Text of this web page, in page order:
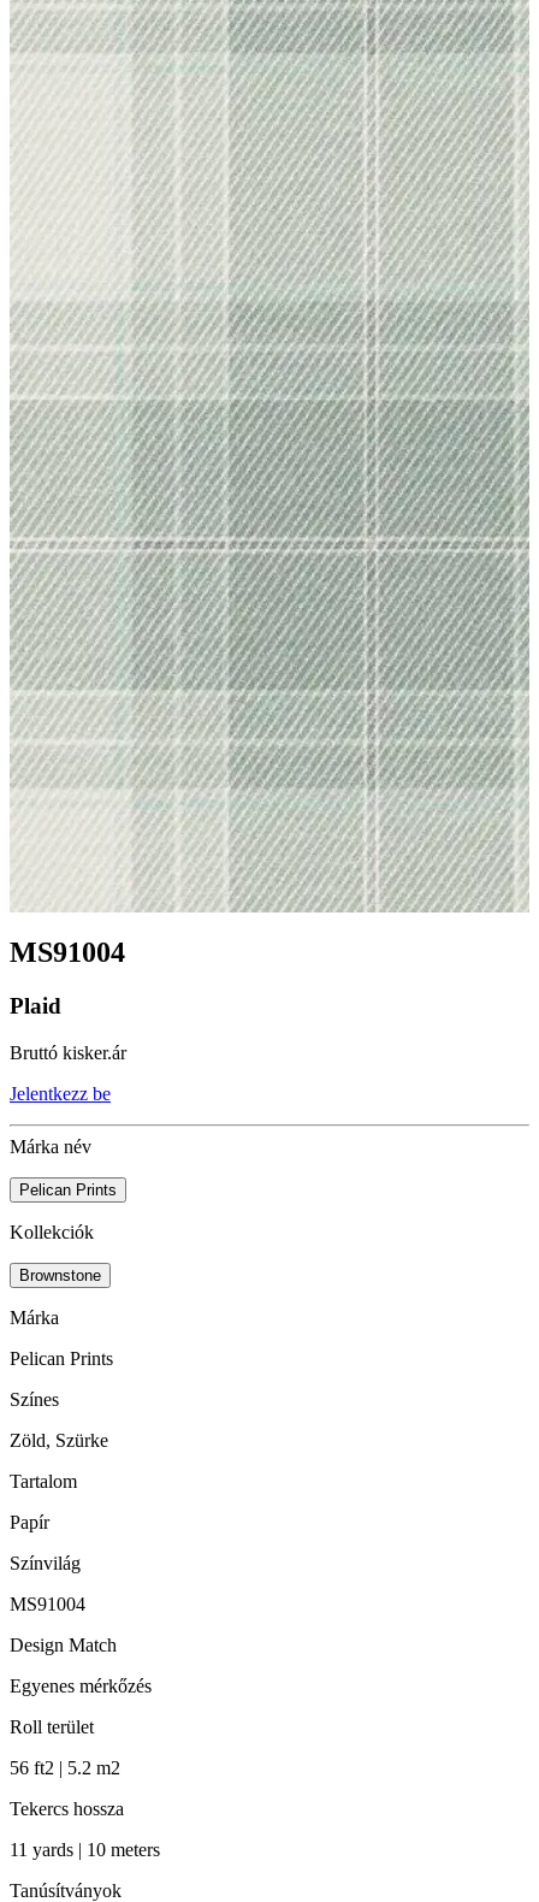
MS91004
Plaid
Bruttó kisker.ár
Jelentkezz be
Márka név
Pelican Prints
Kollekciók
Brownstone
Márka
Pelican Prints
Színes
Zöld, Szürke
Tartalom
Papír
Színvilág
MS91004
Design Match
Egyenes mérkőzés
Roll terület
56 ft2 | 5.2 m2
Tekercs hossza
11 yards | 10 meters
Tanúsítványok